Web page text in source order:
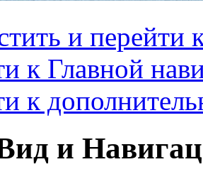
и перейти
к Главной
к
и